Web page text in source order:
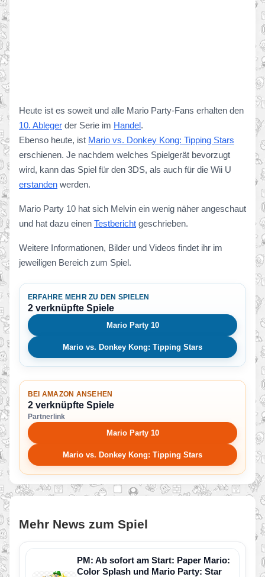
Heute ist es soweit und alle Mario Party-Fans erhalten den
10. Ableger der Serie im Handel.
Ebenso heute, ist Mario vs. Donkey Kong: Tipping Stars
erschienen. Je nachdem welches Spielgerät bevorzugt
wird, kann das Spiel für den 3DS, als auch für die Wii U
erstanden werden.
Mario Party 10 hat sich Melvin ein wenig näher angeschaut
und hat dazu einen Testbericht geschrieben.
Weitere Informationen, Bilder und Videos findet ihr im
jeweiligen Bereich zum Spiel.
ERFAHRE MEHR ZU DEN SPIELEN
2 verknüpfte Spiele
Mario Party 10
Mario vs. Donkey Kong: Tipping Stars
BEI AMAZON ANSEHEN
2 verknüpfte Spiele
Partnerlink
Mario Party 10
Mario vs. Donkey Kong: Tipping Stars
Mehr News zum Spiel
PM: Ab sofort am Start: Paper Mario:
Color Splash und Mario Party: Star